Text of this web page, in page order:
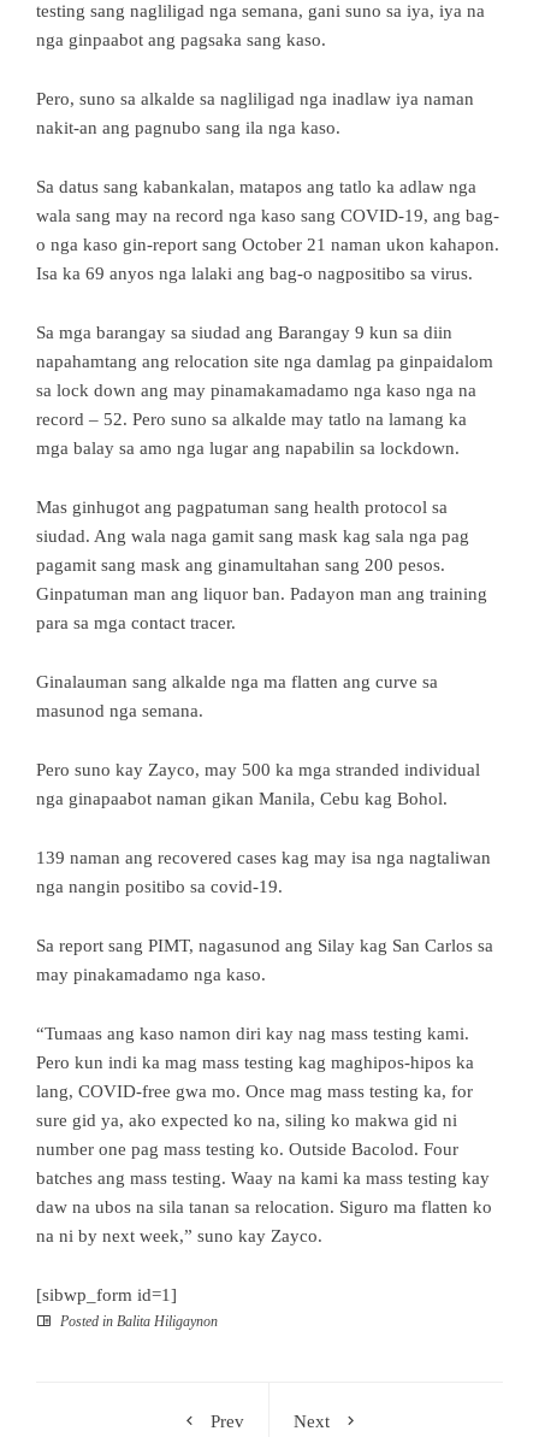
testing sang nagliligad nga semana, gani suno sa iya, iya na
nga ginpaabot ang pagsaka sang kaso.
Pero, suno sa alkalde sa nagliligad nga inadlaw iya naman
nakit-an ang pagnubo sang ila nga kaso.
Sa datus sang kabankalan, matapos ang tatlo ka adlaw nga
wala sang may na record nga kaso sang COVID-19, ang bag-
o nga kaso gin-report sang October 21 naman ukon kahapon.
Isa ka 69 anyos nga lalaki ang bag-o nagpositibo sa virus.
Sa mga barangay sa siudad ang Barangay 9 kun sa diin
napahamtang ang relocation site nga damlag pa ginpaidalom
sa lock down ang may pinamakamadamo nga kaso nga na
record – 52. Pero suno sa alkalde may tatlo na lamang ka
mga balay sa amo nga lugar ang napabilin sa lockdown.
Mas ginhugot ang pagpatuman sang health protocol sa
siudad. Ang wala naga gamit sang mask kag sala nga pag
pagamit sang mask ang ginamultahan sang 200 pesos.
Ginpatuman man ang liquor ban. Padayon man ang training
para sa mga contact tracer.
Ginalauman sang alkalde nga ma flatten ang curve sa
masunod nga semana.
Pero suno kay Zayco, may 500 ka mga stranded individual
nga ginapaabot naman gikan Manila, Cebu kag Bohol.
139 naman ang recovered cases kag may isa nga nagtaliwan
nga nangin positibo sa covid-19.
Sa report sang PIMT, nagasunod ang Silay kag San Carlos sa
may pinakamadamo nga kaso.
“Tumaas ang kaso namon diri kay nag mass testing kami.
Pero kun indi ka mag mass testing kag maghipos-hipos ka
lang, COVID-free gwa mo. Once mag mass testing ka, for
sure gid ya, ako expected ko na, siling ko makwa gid ni
number one pag mass testing ko. Outside Bacolod. Four
batches ang mass testing. Waay na kami ka mass testing kay
daw na ubos na sila tanan sa relocation. Siguro ma flatten ko
na ni by next week,” suno kay Zayco.
[sibwp_form id=1]
Posted in Balita Hiligaynon
Prev
Next